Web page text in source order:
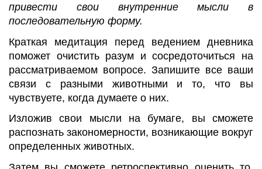
привести свои внутренние мысли в
последовательную форму.
Краткая медитация перед ведением дневника
поможет очистить разум и сосредоточиться на
рассматриваемом вопросе. Запишите все ваши
связи с разными животными и то, что вы
чувствуете, когда думаете о них.
Изложив свои мысли на бумаге, вы сможете
распознать закономерности, возникающие вокруг
определенных животных.